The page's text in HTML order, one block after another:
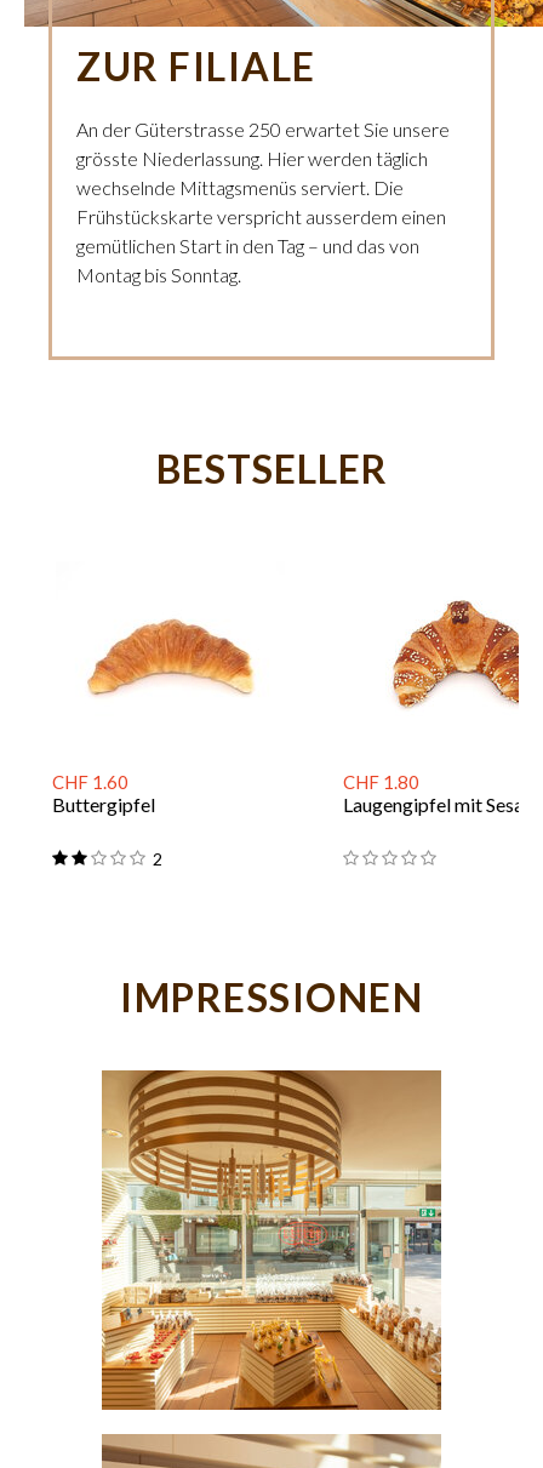
ZUR FILIALE
An der Güterstrasse 250 erwartet Sie unsere
grösste Niederlassung. Hier werden täglich
wechselnde Mittagsmenüs serviert. Die
Frühstückskarte verspricht ausserdem einen
gemütlichen Start in den Tag – und das von
Montag bis Sonntag.
CHF 1.60
Buttergipfel
2
CHF 1.80
Laugengipfel mit Sesam
BESTSELLER
IMPRESSIONEN